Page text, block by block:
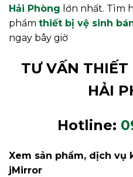
Hải Phòng lớn nhất. Tìm
phẩm thiết bị vệ sinh
ngay bây giờ
TƯ VẤN THIẾT
HẢI
Hotline:
Xem sản phẩm, dịch vụ
jMirror